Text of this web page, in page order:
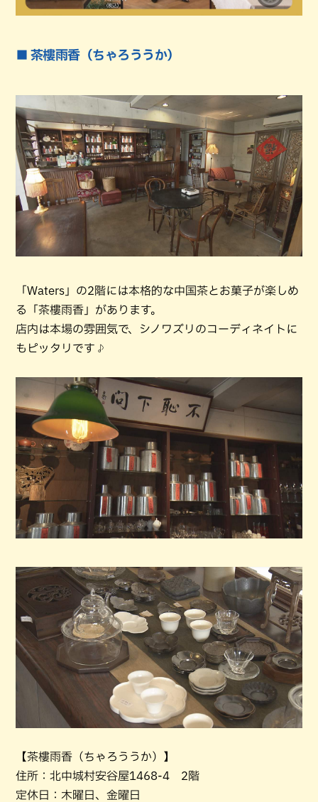
■ 茶樓雨香（ちゃろううか）
「Waters」の2階には本格的な中国茶とお菓子が楽しめ
る「茶樓雨香」があります。
店内は本場の雰囲気で、シノワズリのコーディネイトに
もピッタリです♪
【茶樓雨香（ちゃろううか）】
住所：北中城村安谷屋1468-4 2階
定休日：木曜日、金曜日